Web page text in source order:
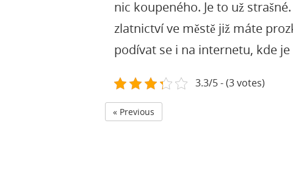
nic koupeného. Je to už
zlatnictví ve městě již máte
podívat se i na internetu, kde
3.3/5 - (3 votes)
« Previous